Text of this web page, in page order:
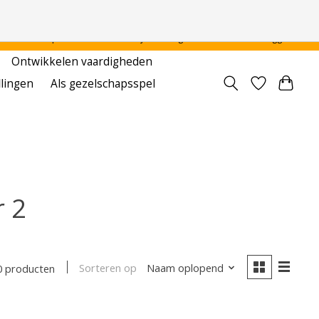
Ontwikkelen vaardigheden
Als gezelschapsspel
2
producten Sorteren op Naam oplopend